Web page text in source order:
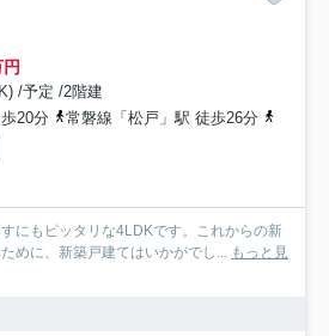
/予定 /2階建
20分
常磐線「松戸」駅 徒歩26分
にもピッタリな4LDKです。これからの新
めに、新築戸建てはいかがでし...
もっと見